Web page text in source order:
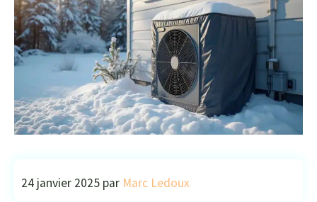
24 janvier 2025 par Marc Ledoux